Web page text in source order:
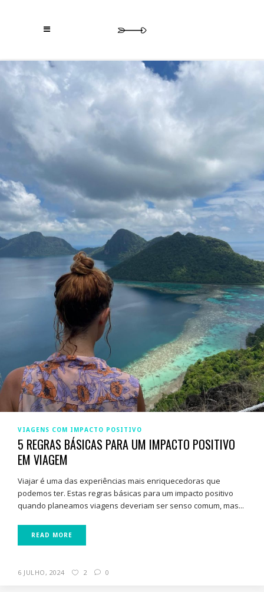
VIAGENS COM IMPACTO POSITIVO
5 REGRAS BÁSICAS PARA UM IMPACTO POSITIVO
EM VIAGEM
Viajar é uma das experiências mais enriquecedoras que
podemos ter. Estas regras básicas para um impacto positivo
quando planeamos viagens deveriam ser senso comum, mas...
READ MORE
6 JULHO, 2024 2 0